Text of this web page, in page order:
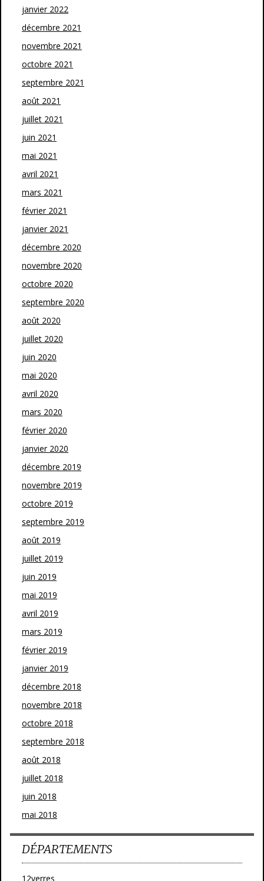
janvier 2022
décembre 2021
novembre 2021
octobre 2021
septembre 2021
août 2021
juillet 2021
juin 2021
mai 2021
avril 2021
mars 2021
février 2021
janvier 2021
décembre 2020
novembre 2020
octobre 2020
septembre 2020
août 2020
juillet 2020
juin 2020
mai 2020
avril 2020
mars 2020
février 2020
janvier 2020
décembre 2019
novembre 2019
octobre 2019
septembre 2019
août 2019
juillet 2019
juin 2019
mai 2019
avril 2019
mars 2019
février 2019
janvier 2019
décembre 2018
novembre 2018
octobre 2018
septembre 2018
août 2018
juillet 2018
juin 2018
mai 2018
DÉPARTEMENTS
12verres